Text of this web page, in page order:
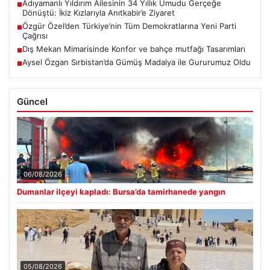
■Adıyamanlı Yıldırım Ailesinin 34 Yıllık Umudu Gerçeğe
Dönüştü: İkiz Kızlarıyla Anıtkabir’e Ziyaret
■Özgür Özel’den Türkiye’nin Tüm Demokratlarına Yeni Parti
Çağrısı
■Dış Mekan Mimarisinde Konfor ve bahçe mutfağı Tasarımları
■Aysel Özgan Sırbistan’da Gümüş Madalya ile Gururumuz Oldu
Güncel
06/08/2026
Dumanlar ilçeyi kapladı: Bursa’da tamirhanede yangın
05/08/2026